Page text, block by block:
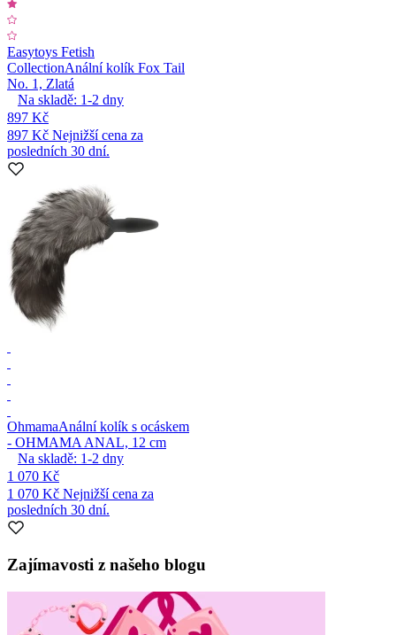
Easytoys Fetish
CollectionAnální kolík Fox Tail
No. 1, Zlatá
Na skladě: 1-2 dny
897 Kč
897 Kč Nejnižší cena za
posledních 30 dní.
OhmamaAnální kolík s ocáskem
- OHMAMA ANAL, 12 cm
Na skladě: 1-2 dny
1 070 Kč
1 070 Kč Nejnižší cena za
posledních 30 dní.
Zajímavosti z našeho blogu